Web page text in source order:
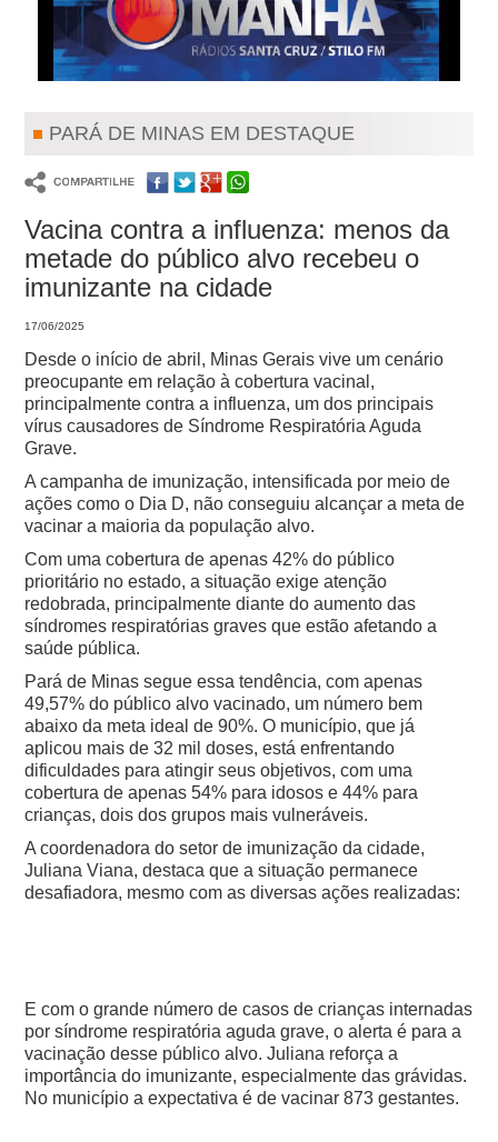
PARÁ DE MINAS EM DESTAQUE
Vacina contra a influenza: menos da
metade do público alvo recebeu o
imunizante na cidade
17/06/2025
Desde o início de abril, Minas Gerais vive um cenário
preocupante em relação à cobertura vacinal,
principalmente contra a influenza, um dos principais
vírus causadores de Síndrome Respiratória Aguda
Grave.
A campanha de imunização, intensificada por meio de
ações como o Dia D, não conseguiu alcançar a meta de
vacinar a maioria da população alvo.
Com uma cobertura de apenas 42% do público
prioritário no estado, a situação exige atenção
redobrada, principalmente diante do aumento das
síndromes respiratórias graves que estão afetando a
saúde pública.
Pará de Minas segue essa tendência, com apenas
49,57% do público alvo vacinado, um número bem
abaixo da meta ideal de 90%. O município, que já
aplicou mais de 32 mil doses, está enfrentando
dificuldades para atingir seus objetivos, com uma
cobertura de apenas 54% para idosos e 44% para
crianças, dois dos grupos mais vulneráveis.
A coordenadora do setor de imunização da cidade,
Juliana Viana, destaca que a situação permanece
desafiadora, mesmo com as diversas ações realizadas:
E com o grande número de casos de crianças internadas
por síndrome respiratória aguda grave, o alerta é para a
vacinação desse público alvo. Juliana reforça a
importância do imunizante, especialmente das grávidas.
No município a expectativa é de vacinar 873 gestantes.